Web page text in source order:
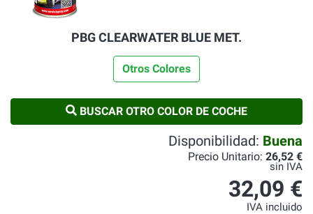
PBG CLEARWATER BLUE MET.
Otros Colores
BUSCAR OTRO COLOR DE COCHE
Disponibilidad: Buena
Precio Unitario: 26,52 €
sin IVA
32,09 €
IVA incluido